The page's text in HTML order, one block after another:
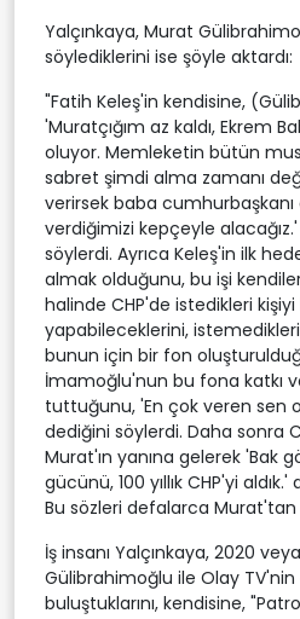
Yalçınkaya, Murat
söylediklerini ise şöyle aktardı:
"Fatih Keleş'in kendisine,
'Muratçığım az kaldı, Ekrem
oluyor. Memleketin bütün
sabret şimdi alma zamanı
verirsek baba
verdiğimizi kepçeyle
söylerdi. Ayrıca Keleş'in ilk
almak olduğunu, bu işi
halinde CHP'de istedikleri
yapabileceklerini,
bunun için bir fon
İmamoğlu'nun bu fona katkı
tuttuğunu, 'En çok veren sen
dediğini söylerdi. Daha sonra
Murat'ın yanına gelerek 'Bak
gücünü, 100 yıllık CHP'yi
Bu sözleri defalarca
İş insanı Yalçınkaya, 2020
Gülibrahimoğlu ile Olay
buluştuklarını, kendisine,